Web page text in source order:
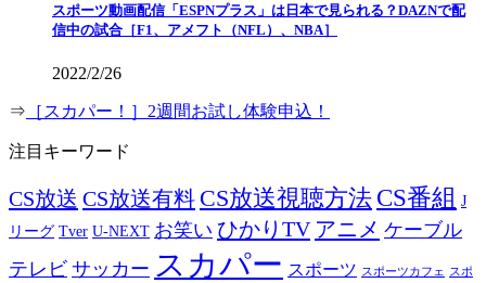
スポーツ動画配信「ESPNプラス」は日本で見られる？DAZNで配
信中の試合［F1、アメフト（NFL）、NBA］
2022/2/26
⇒ ［スカパー！］2週間お試し体験申込！
注目キーワード
CS放送 CS放送有料 CS放送視聴方法 CS番組 J
リーグ Tver U-NEXT お笑い ひかりTV アニメ ケーブル
テレビ サッカー スカパー スポーツ スポーツカフェ スポ